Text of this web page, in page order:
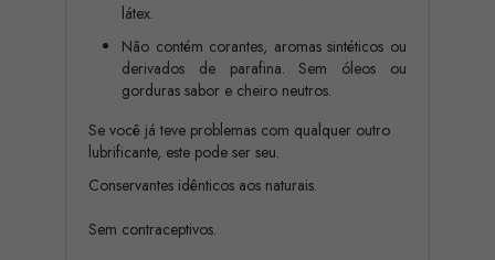
látex.
Não contém corantes, aromas sintéticos ou
derivados de parafina. Sem óleos ou
gorduras sabor e cheiro neutros.
Se você já teve problemas com qualquer outro
lubrificante, este pode ser seu.
Conservantes idênticos aos naturais.
Sem contraceptivos.